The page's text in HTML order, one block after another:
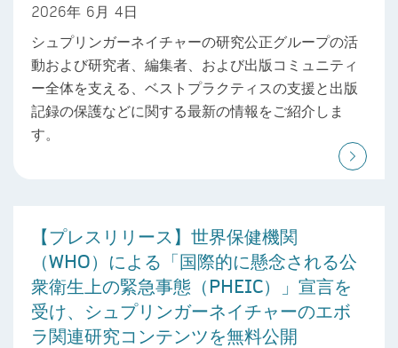
2026年 6月 4日
シュプリンガーネイチャーの研究公正グループの活
動および研究者、編集者、および出版コミュニティ
ー全体を支える、ベストプラクティスの支援と出版
記録の保護などに関する最新の情報をご紹介しま
す。
【プレスリリース】世界保健機関
（WHO）による「国際的に懸念される公
衆衛生上の緊急事態（PHEIC）」宣言を
受け、シュプリンガーネイチャーのエボ
ラ関連研究コンテンツを無料公開